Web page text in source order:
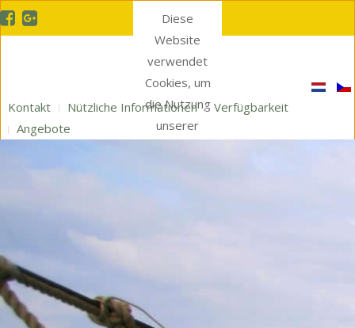
Diese
Website
verwendet
Cookies, um
die Nutzung
unserer
Kontakt Nützliche Informationen
Verfügbarkeit
Angebote